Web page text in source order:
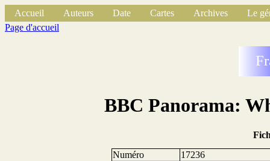
Accueil Auteurs Date Cartes Archives
Le
Page d'accueil
BBC Panorama:
Numéro
17236